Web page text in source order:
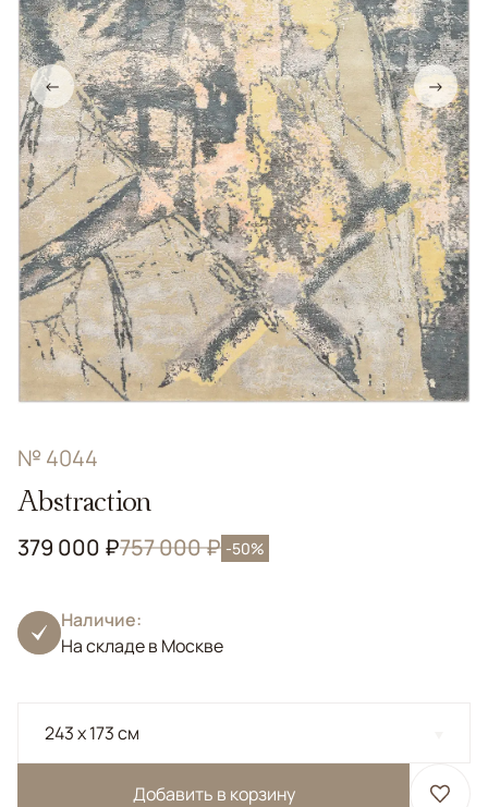
← →
№ 4044
Abstraction
379 000 ₽757 000 ₽ -50%
Наличие:
На складе в Москве
243 x 173 см
Добавить в корзину